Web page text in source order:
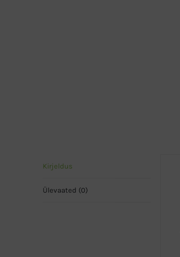
Kirjeldus
Ülevaated (0)